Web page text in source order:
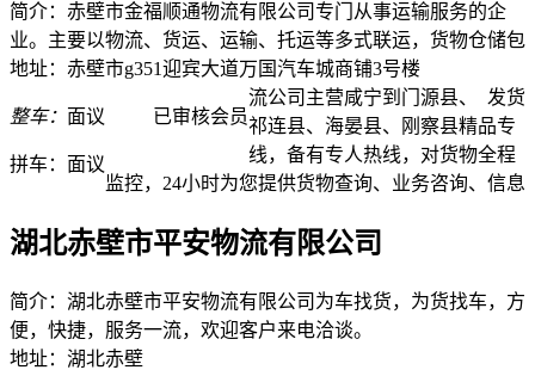
简介：赤壁市金福顺通物流有限公司专门从事运输服务的企
业。主要以物流、货运、运输、托运等多式联运，货物仓储包
地址：赤壁市g351迎宾大道万国汽车城商铺3号楼
整车： 面议
拼车： 面议
已审核会员
发货
湖北赤壁市平安物流有限公司
简介：湖北赤壁市平安物流有限公司为车找货，为货找车，方
便，快捷，服务一流，欢迎客户来电洽谈。
地址：湖北赤壁
流公司主营咸宁到门源县、
祁连县、海晏县、刚察县精品专
线，备有专人热线，对货物全程
监控，24小时为您提供货物查询、业务咨询、信息